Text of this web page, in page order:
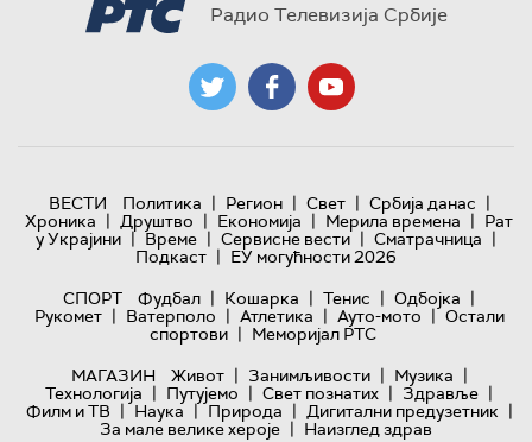
Радио Телевизија Србије
ВЕСТИ Политика | Регион | Свет | Србија данас |
Хроника | Друштво | Економија | Мерила времена | Рат
у Украјини | Време | Сервисне вести | Сматрачница |
Подкаст | ЕУ могућности 2026
СПОРТ
Фудбал | Кошарка | Тенис | Одбојка |
Рукомет | Ватерполо | Атлетика | Ауто-мото | Остали
спортови | Меморијал РТС
МАГАЗИН
Живот | Занимљивости | Музика |
Технологијa | Путујемо | Свет познатих | Здравље |
Филм и ТВ | Наука | Природа | Дигитални предузетник |
За мале велике хероје | Наизглед здрав